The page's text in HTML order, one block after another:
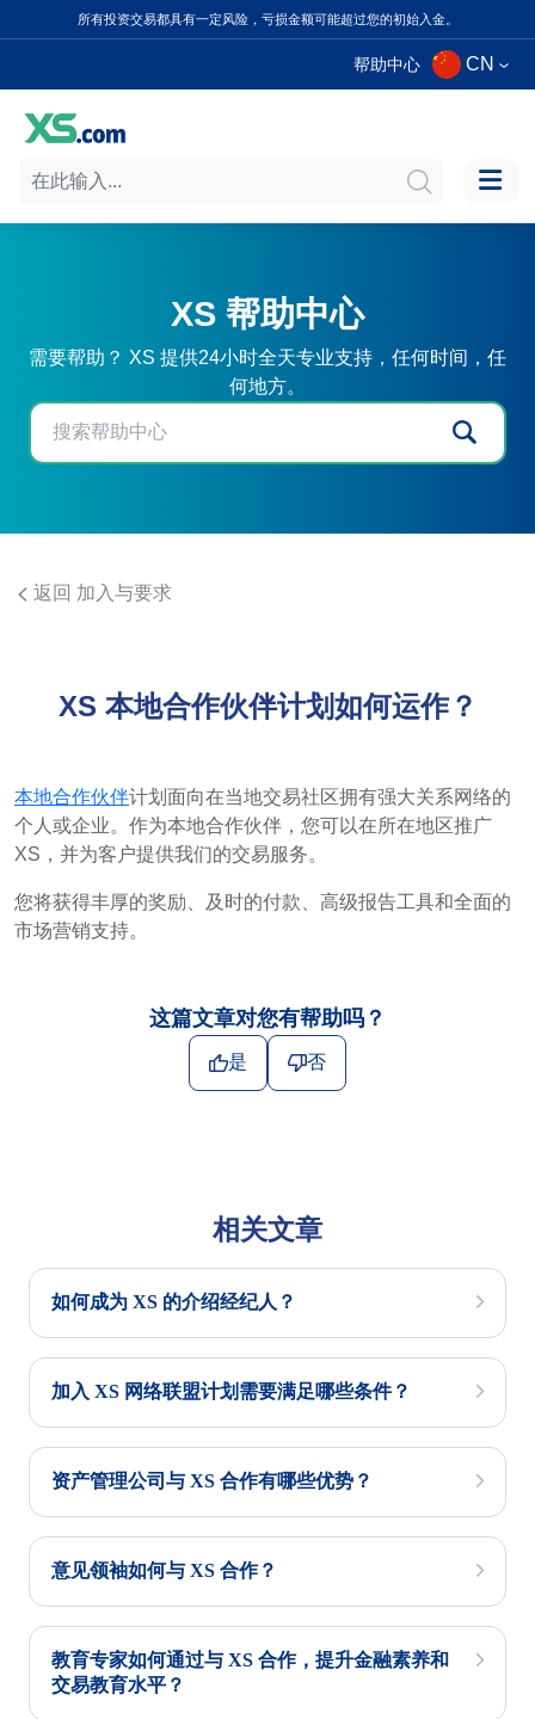
所有投资交易都具有一定风险，亏损金额可能超过您的初始入金。
帮助中心 CN
XS 帮助中心
需要帮助？ XS 提供24小时全天专业支持，任何时间，任
何地方。
返回 加入与要求
XS 本地合作伙伴计划如何运作？
本地合作伙伴计划面向在当地交易社区拥有强大关系网络的
个人或企业。作为本地合作伙伴，您可以在所在地区推广
XS，并为客户提供我们的交易服务。
您将获得丰厚的奖励、及时的付款、高级报告工具和全面的
市场营销支持。
这篇文章对您有帮助吗？
是 否
相关文章
如何成为 XS 的介绍经纪人？
加入 XS 网络联盟计划需要满足哪些条件？
资产管理公司与 XS 合作有哪些优势？
意见领袖如何与 XS 合作？
教育专家如何通过与 XS 合作，提升金融素养和
交易教育水平？